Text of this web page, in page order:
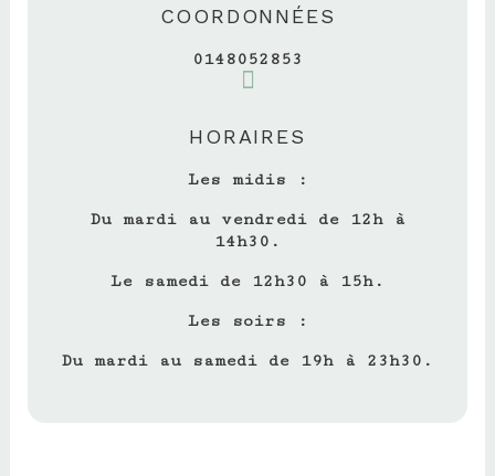
COORDONNÉES
0148052853
HORAIRES
Les midis :
Du mardi au vendredi de 12h à
14h30.
Le samedi de 12h30 à 15h.
Les soirs :
Du mardi au samedi de 19h à 23h30.